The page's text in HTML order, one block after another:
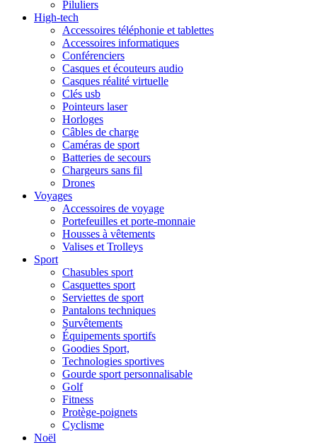
Piluliers
High-tech
Accessoires téléphonie et tablettes
Accessoires informatiques
Conférenciers
Casques et écouteurs audio
Casques réalité virtuelle
Clés usb
Pointeurs laser
Horloges
Câbles de charge
Caméras de sport
Batteries de secours
Chargeurs sans fil
Drones
Voyages
Accessoires de voyage
Portefeuilles et porte-monnaie
Housses à vêtements
Valises et Trolleys
Sport
Chasubles sport
Casquettes sport
Serviettes de sport
Pantalons techniques
Survêtements
Équipements sportifs
Goodies Sport,
Technologies sportives
Gourde sport personnalisable
Golf
Fitness
Protège-poignets
Cyclisme
Noël